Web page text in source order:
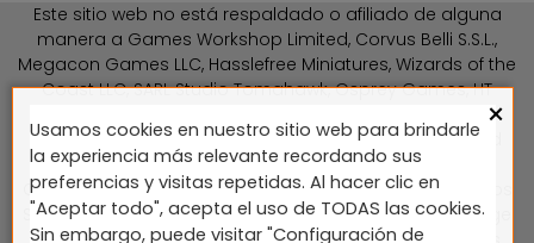
Este sitio web no está respaldado o afiliado de alguna
manera a Games Workshop Limited, Corvus Belli S.S.L.,
Megacon Games LLC, Hasslefree Miniatures, Wizards of the
Coast LLC, SARL Studio Tomahawk, Osprey Games, HT
Entertainment, Warlord Games Ltd, The Ninth Age, World
Team Championship, Battlefront Miniatures NZ Ltd, DC
Comics, Knight Models, Three Stones Productos y Diseños
S.L., Paizo Inc, The Lord of the Rings, Wizkids, NECA LLC, Edge
×
Usamos cookies en nuestro sitio web para brindarle
la experiencia más relevante recordando sus
preferencias y visitas repetidas. Al hacer clic en
"Aceptar todo", acepta el uso de TODAS las cookies.
Sin embargo, puede visitar "Configuración de